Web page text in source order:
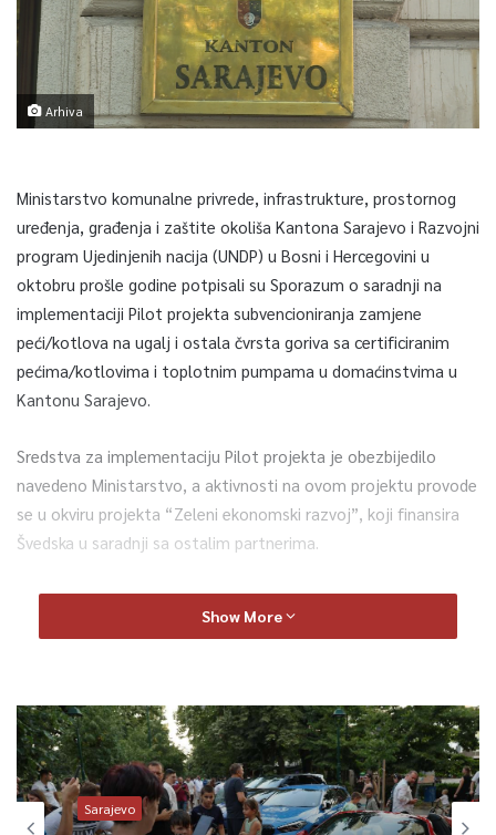
Arhiva
Ministarstvo komunalne privrede, infrastrukture, prostornog
uređenja, građenja i zaštite okoliša Kantona Sarajevo i Razvojni
program Ujedinjenih nacija (UNDP) u Bosni i Hercegovini u
oktobru prošle godine potpisali su Sporazum o saradnji na
implementaciji Pilot projekta subvencioniranja zamjene
peći/kotlova na ugalj i ostala čvrsta goriva sa certificiranim
pećima/kotlovima i toplotnim pumpama u domaćinstvima u
Kantonu Sarajevo.
Sredstva za implementaciju Pilot projekta je obezbijedilo
navedeno Ministarstvo, a aktivnosti na ovom projektu provode
se u okviru projekta “Zeleni ekonomski razvoj”, koji finansira
Švedska u saradnji sa ostalim partnerima.
U skladu sa modelom Pilot projekta, 4. januara ove godine
objavljen je “Javni poziv vlasnicima individualnih stambenih
certificiranim pećima/kotlovima i toplotnim pumpama”, na koji
je odaziv građana bio izuzetno velik.
Radna grupa je pregledala sve pristigle aplikacije, te potpune
bodovala prema kriterijima datim u Javnom pozivu. Rang lista
Show More
Sarajevo